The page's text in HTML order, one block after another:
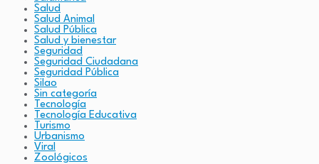
Salud
Salud Animal
Salud Pública
Salud y bienestar
Seguridad
Seguridad Ciudadana
Seguridad Pública
Silao
Sin categoría
Tecnología
Tecnología Educativa
Turismo
Urbanismo
Viral
Zoológicos